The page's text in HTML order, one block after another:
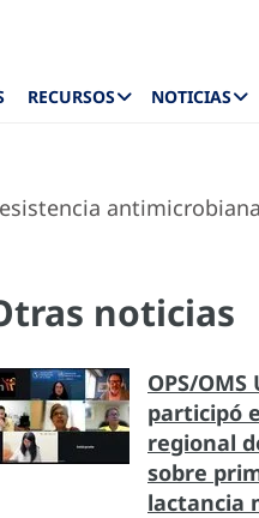
RECURSOS NOTICIAS
antimicrobiana
noticias
OPS/
participó
regional
sobre
lactancia